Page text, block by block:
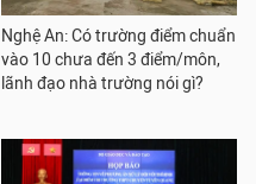
Nghệ An: Có trường điểm chuẩn
vào 10 chưa đến 3 điểm/môn,
lãnh đạo nhà trường nói gì?